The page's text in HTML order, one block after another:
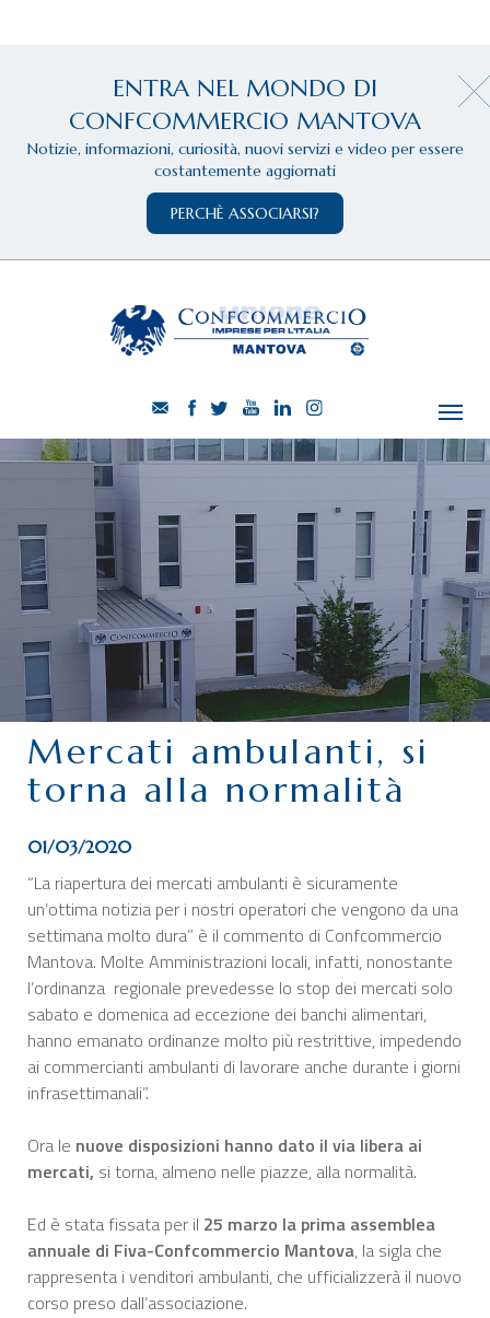
ENTRA NEL MONDO DI
CONFCOMMERCIO MANTOVA
Notizie, informazioni, curiosità, nuovi servizi e video per essere
costantemente aggiornati
PERCHÈ ASSOCIARSI?
CHI SIAMO
SERVIZI
CATEGORIE
DELEGAZIONI
ATTIVITÀ STORICHE
PERIODICO
PERCHÉ ASSOCIARSI?
DOVE SIAMO
Mercati ambulanti, si
torna alla normalità
01/03/2020
“La riapertura dei mercati ambulanti è sicuramente
un’ottima notizia per i nostri operatori che vengono da una
settimana molto dura” è il commento di Confcommercio
Mantova. Molte Amministrazioni locali, infatti, nonostante
l’ordinanza regionale prevedesse lo stop dei mercati solo
sabato e domenica ad eccezione dei banchi alimentari,
hanno emanato ordinanze molto più restrittive, impedendo
ai commercianti ambulanti di lavorare anche durante i giorni
infrasettimanali”.
Ora le nuove disposizioni hanno dato il via libera ai
mercati, si torna, almeno nelle piazze, alla normalità.
Ed è stata fissata per il 25 marzo la prima assemblea
annuale di Fiva-Confcommercio Mantova, la sigla che
rappresenta i venditori ambulanti, che ufficializzerà il nuovo
corso preso dall’associazione.